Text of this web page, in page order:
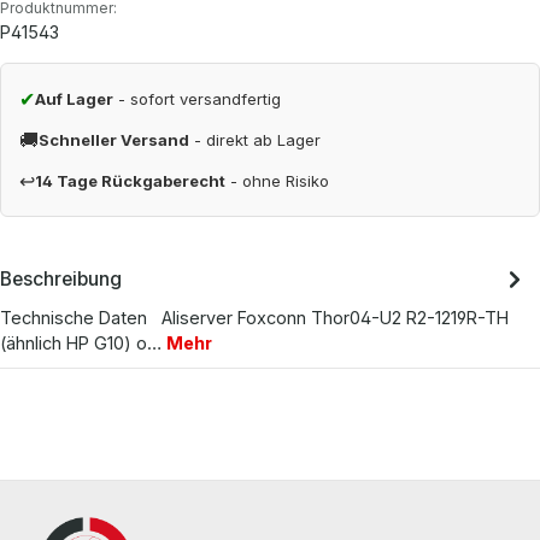
Produktnummer:
P41543
✔Auf Lager - sofort versandfertig
🚚Schneller Versand - direkt ab Lager
↩14 Tage Rückgaberecht - ohne Risiko
Beschreibung
Technische Daten Aliserver Foxconn Thor04-U2 R2-1219R-TH
(ähnlich HP G10) o… Mehr